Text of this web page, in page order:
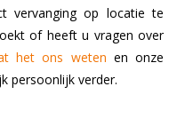
vervanging op locatie te
of heeft u vragen over
het ons weten en onze
persoonlijk verder.